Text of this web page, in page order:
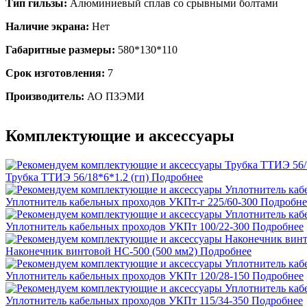
Тип гильзы: Алюминиевый сплав со срывными болтами
Наличие экрана: Нет
Габаритные размеры: 580*130*110
Срок изготовления: 7
Производитель: АО ПЗЭМИ
Комплектующие и аксессуары
Трубка ТТИЭ 56/18*6*1.2 (гп) Подробнее
Уплотнитель кабельных проходов УКПт-г 225/60-300
Уплотнитель кабельных проходов УКПт 100/22-300 Подробнее
Наконечник винтовой НС-500 (500 мм2) Подробнее
Уплотнитель кабельных проходов УКПт 120/28-150 Подробнее
Уплотнитель кабельных проходов УКПт 115/34-350 Подробнее